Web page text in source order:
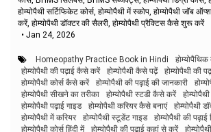
होम्योपैथी सर्टिफिकेट कोर्स, होम्योपैथी में स्कोप, होम्योपैथी जॉब
करें, होम्योपैथी डॉक्टर की सैलरी, होम्योपैथी प्रैक्टिस कैसे शुरू करें
• Jan 24, 2026
Homeopathy Practice Book in Hindi
होम्योपैथी की पढ़ाई कैसे करें
होम्योपैथी कैसे पढ़ें
होम्योपैथी की
होम्योपैथी कोर्स कैसे करें
होम्योपैथी की पढ़ाई की जानकारी
होम्योपैथी सीखने का तरीका
होम्योपैथी स्टडी कैसे करें
होम्योपैथी
होम्योपैथी पढ़ाई गाइड
होम्योपैथी करियर कैसे बनाएं
होम्योपैथी
होम्योपैथी में करियर
होम्योपैथी स्टूडेंट गाइड
होम्योपैथी की पढ़ाई
होम्योपैथी कोर्स हिंदी में
होम्योपैथी की पढ़ाई कहां से करें